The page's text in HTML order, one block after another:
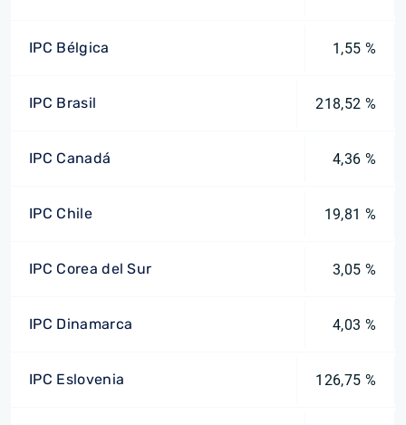
IPC Bélgica 1,55 %
IPC Brasil 218,52 %
IPC Canadá 4,36 %
IPC Chile 19,81 %
IPC Corea del Sur 3,05 %
IPC Dinamarca 4,03 %
IPC Eslovenia 126,75 %